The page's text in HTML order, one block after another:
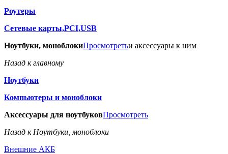
Роутеры
Сетевые карты,PCI,USB
Ноутбуки, моноблокиПросмотретьи аксессуары к ним
Назад к главному
Ноутбуки
Компьютеры и моноблоки
Аксессуары для ноутбуковПросмотреть
Назад к Ноутбуки, моноблоки
Внешние АКБ